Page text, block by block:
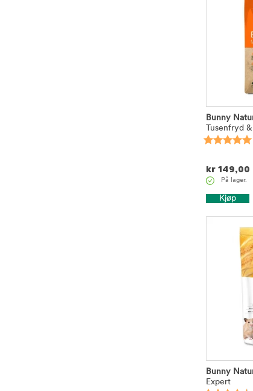
Bunny
Tusenfryd
kr 149,00
På lager.
Kjøp
Bunny
Expert